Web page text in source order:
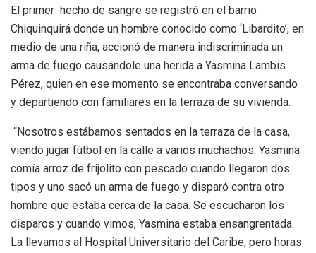
El primer hecho de sangre se registró en el barrio
Chiquinquirá donde un hombre conocido como ‘Libardito’, en
medio de una riña, accionó de manera indiscriminada un
arma de fuego causándole una herida a Yasmina Lambis
Pérez, quien en ese momento se encontraba conversando
y departiendo con familiares en la terraza de su vivienda.
“Nosotros estábamos sentados en la terraza de la casa,
viendo jugar fútbol en la calle a varios muchachos. Yasmina
comía arroz de frijolito con pescado cuando llegaron dos
tipos y uno sacó un arma de fuego y disparó contra otro
hombre que estaba cerca de la casa. Se escucharon los
disparos y cuando vimos, Yasmina estaba ensangrentada.
La llevamos al Hospital Universitario del Caribe, pero horas